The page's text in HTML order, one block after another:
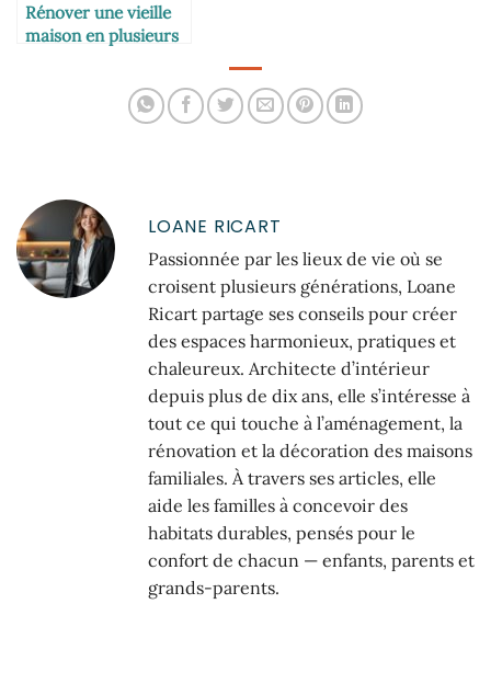
Rénover une vieille
maison en plusieurs
LOANE RICART
Passionnée par les lieux de vie où se
croisent plusieurs générations, Loane
Ricart partage ses conseils pour créer
des espaces harmonieux, pratiques et
chaleureux. Architecte d’intérieur
depuis plus de dix ans, elle s’intéresse à
tout ce qui touche à l’aménagement, la
rénovation et la décoration des maisons
familiales. À travers ses articles, elle
aide les familles à concevoir des
habitats durables, pensés pour le
confort de chacun — enfants, parents et
grands-parents.